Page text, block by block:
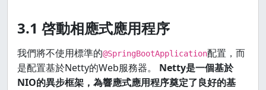
groupId > org.springframework.security
<scope>test</scope>
3.1 啓動相應式應用程序
我們將不使用標準的@SpringBootApplication配置，而
是配置基於Netty的Web服務器。 Netty是一個基於
NIO的異步框架，為響應式應用程序奠定了良好的基